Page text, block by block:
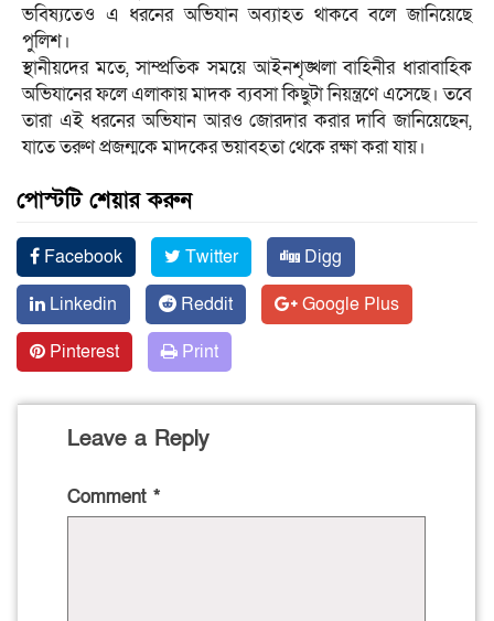
ভবিষ্যতেও এ ধরনের অভিযান অব্যাহত থাকবে বলে জানিয়েছে
পুলিশ।
স্থানীয়দের মতে, সাম্প্রতিক সময়ে আইনশৃঙ্খলা বাহিনীর ধারাবাহিক
অভিযানের ফলে এলাকায় মাদক ব্যবসা কিছুটা নিয়ন্ত্রণে এসেছে। তবে
তারা এই ধরনের অভিযান আরও জোরদার করার দাবি জানিয়েছেন,
যাতে তরুণ প্রজন্মকে মাদকের ভয়াবহতা থেকে রক্ষা করা যায়।
পোস্টটি শেয়ার করুন
Facebook Twitter
Digg
Linkedin
Reddit
Google Plus
Pinterest
Print
Leave a Reply
Comment *